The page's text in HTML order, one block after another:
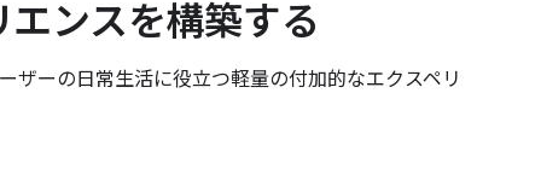
ンスを構築する
ザーの日常生活に役立つ軽量の付加的なエクスペリ